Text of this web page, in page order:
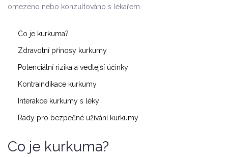
omezeno nebo konzultováno s lékařem.
Co je kurkuma?
Zdravotní přínosy kurkumy
Potenciální rizika a vedlejší účinky
Kontraindikace kurkumy
Interakce kurkumy s léky
Rady pro bezpečné užívání kurkumy
Co je kurkuma?